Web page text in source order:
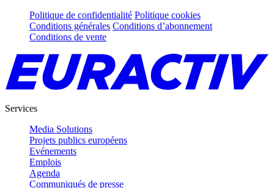
Politique de confidentialité Politique cookies
Conditions générales Conditions d’abonnement
Conditions de vente
Services
Media Solutions
Projets publics européens
Evénements
Emplois
Agenda
Communiqués de presse